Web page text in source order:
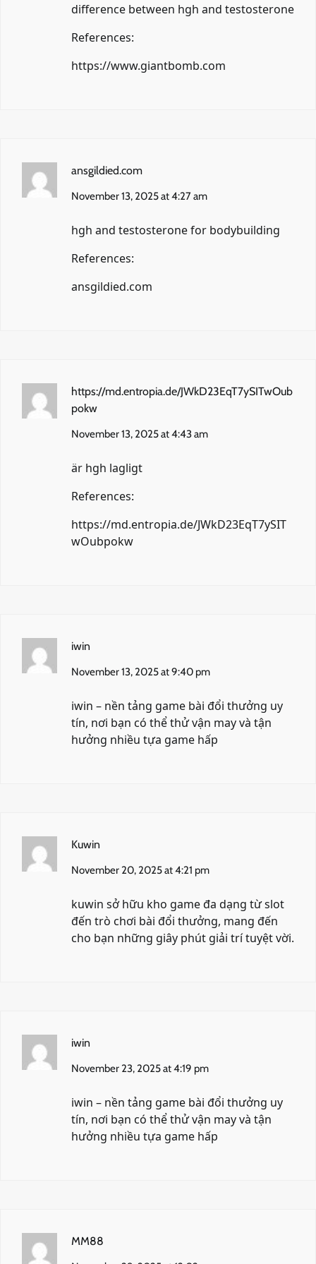
difference between hgh and testosterone
References:
https://www.giantbomb.com
ansgildied.com
November 13, 2025 at 4:27 am
hgh and testosterone for bodybuilding
References:
ansgildied.com
https://md.entropia.de/JWkD23EqT7ySITwOub
pokw
November 13, 2025 at 4:43 am
är hgh lagligt
References:
https://md.entropia.de/JWkD23EqT7ySIT
wOubpokw
iwin
November 13, 2025 at 9:40 pm
iwin – nền tảng game bài đổi thưởng uy
tín, nơi bạn có thể thử vận may và tận
hưởng nhiều tựa game hấp
Kuwin
November 20, 2025 at 4:21 pm
kuwin sở hữu kho game đa dạng từ slot
đến trò chơi bài đổi thưởng, mang đến
cho bạn những giây phút giải trí tuyệt vời.
iwin
November 23, 2025 at 4:19 pm
iwin – nền tảng game bài đổi thưởng uy
tín, nơi bạn có thể thử vận may và tận
hưởng nhiều tựa game hấp
MM88